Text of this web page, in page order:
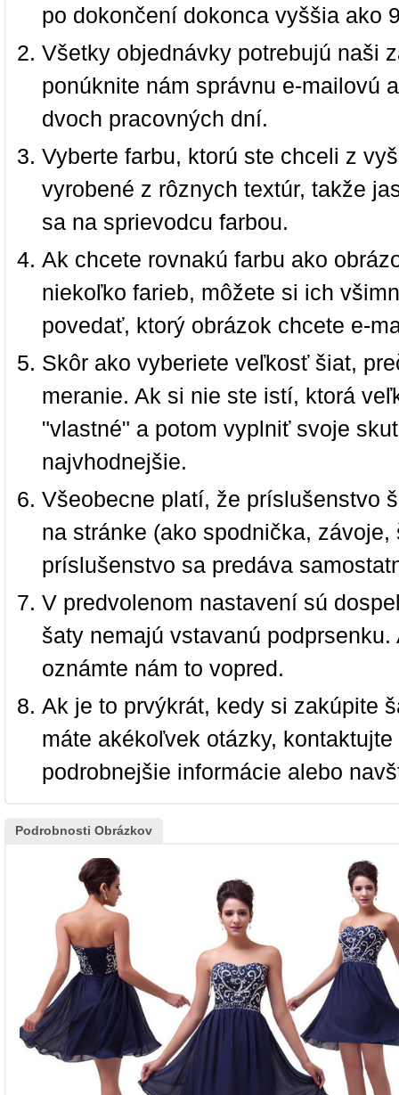
po dokončení dokonca vyššia ako
Všetky objednávky potrebujú naši
ponúknite nám správnu e-mailovú
dvoch pracovných dní.
Vyberte farbu, ktorú ste chceli z
vyrobené z rôznych textúr, takže
sa na sprievodcu farbou.
Ak chcete rovnakú farbu ako
niekoľko farieb, môžete si ich
povedať, ktorý obrázok chcete e-
Skôr ako vyberiete veľkosť šiat,
meranie. Ak si nie ste istí, ktorá
"vlastné" a potom vyplniť svoje
najvhodnejšie.
Všeobecne platí, že príslušenstvo
na stránke (ako spodnička,
príslušenstvo sa predáva
V predvolenom nastavení sú
šaty nemajú vstavanú
oznámte nám to vopred.
Ak je to prvýkrát, kedy si zakúpite
máte akékoľvek otázky,
podrobnejšie informácie alebo
Podrobnosti Obrázkov